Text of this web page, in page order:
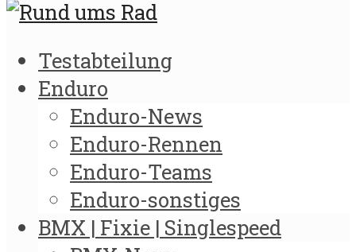
Testabteilung
Enduro
Enduro-News
Enduro-Rennen
Enduro-Teams
Enduro-sonstiges
BMX | Fixie | Singlespeed